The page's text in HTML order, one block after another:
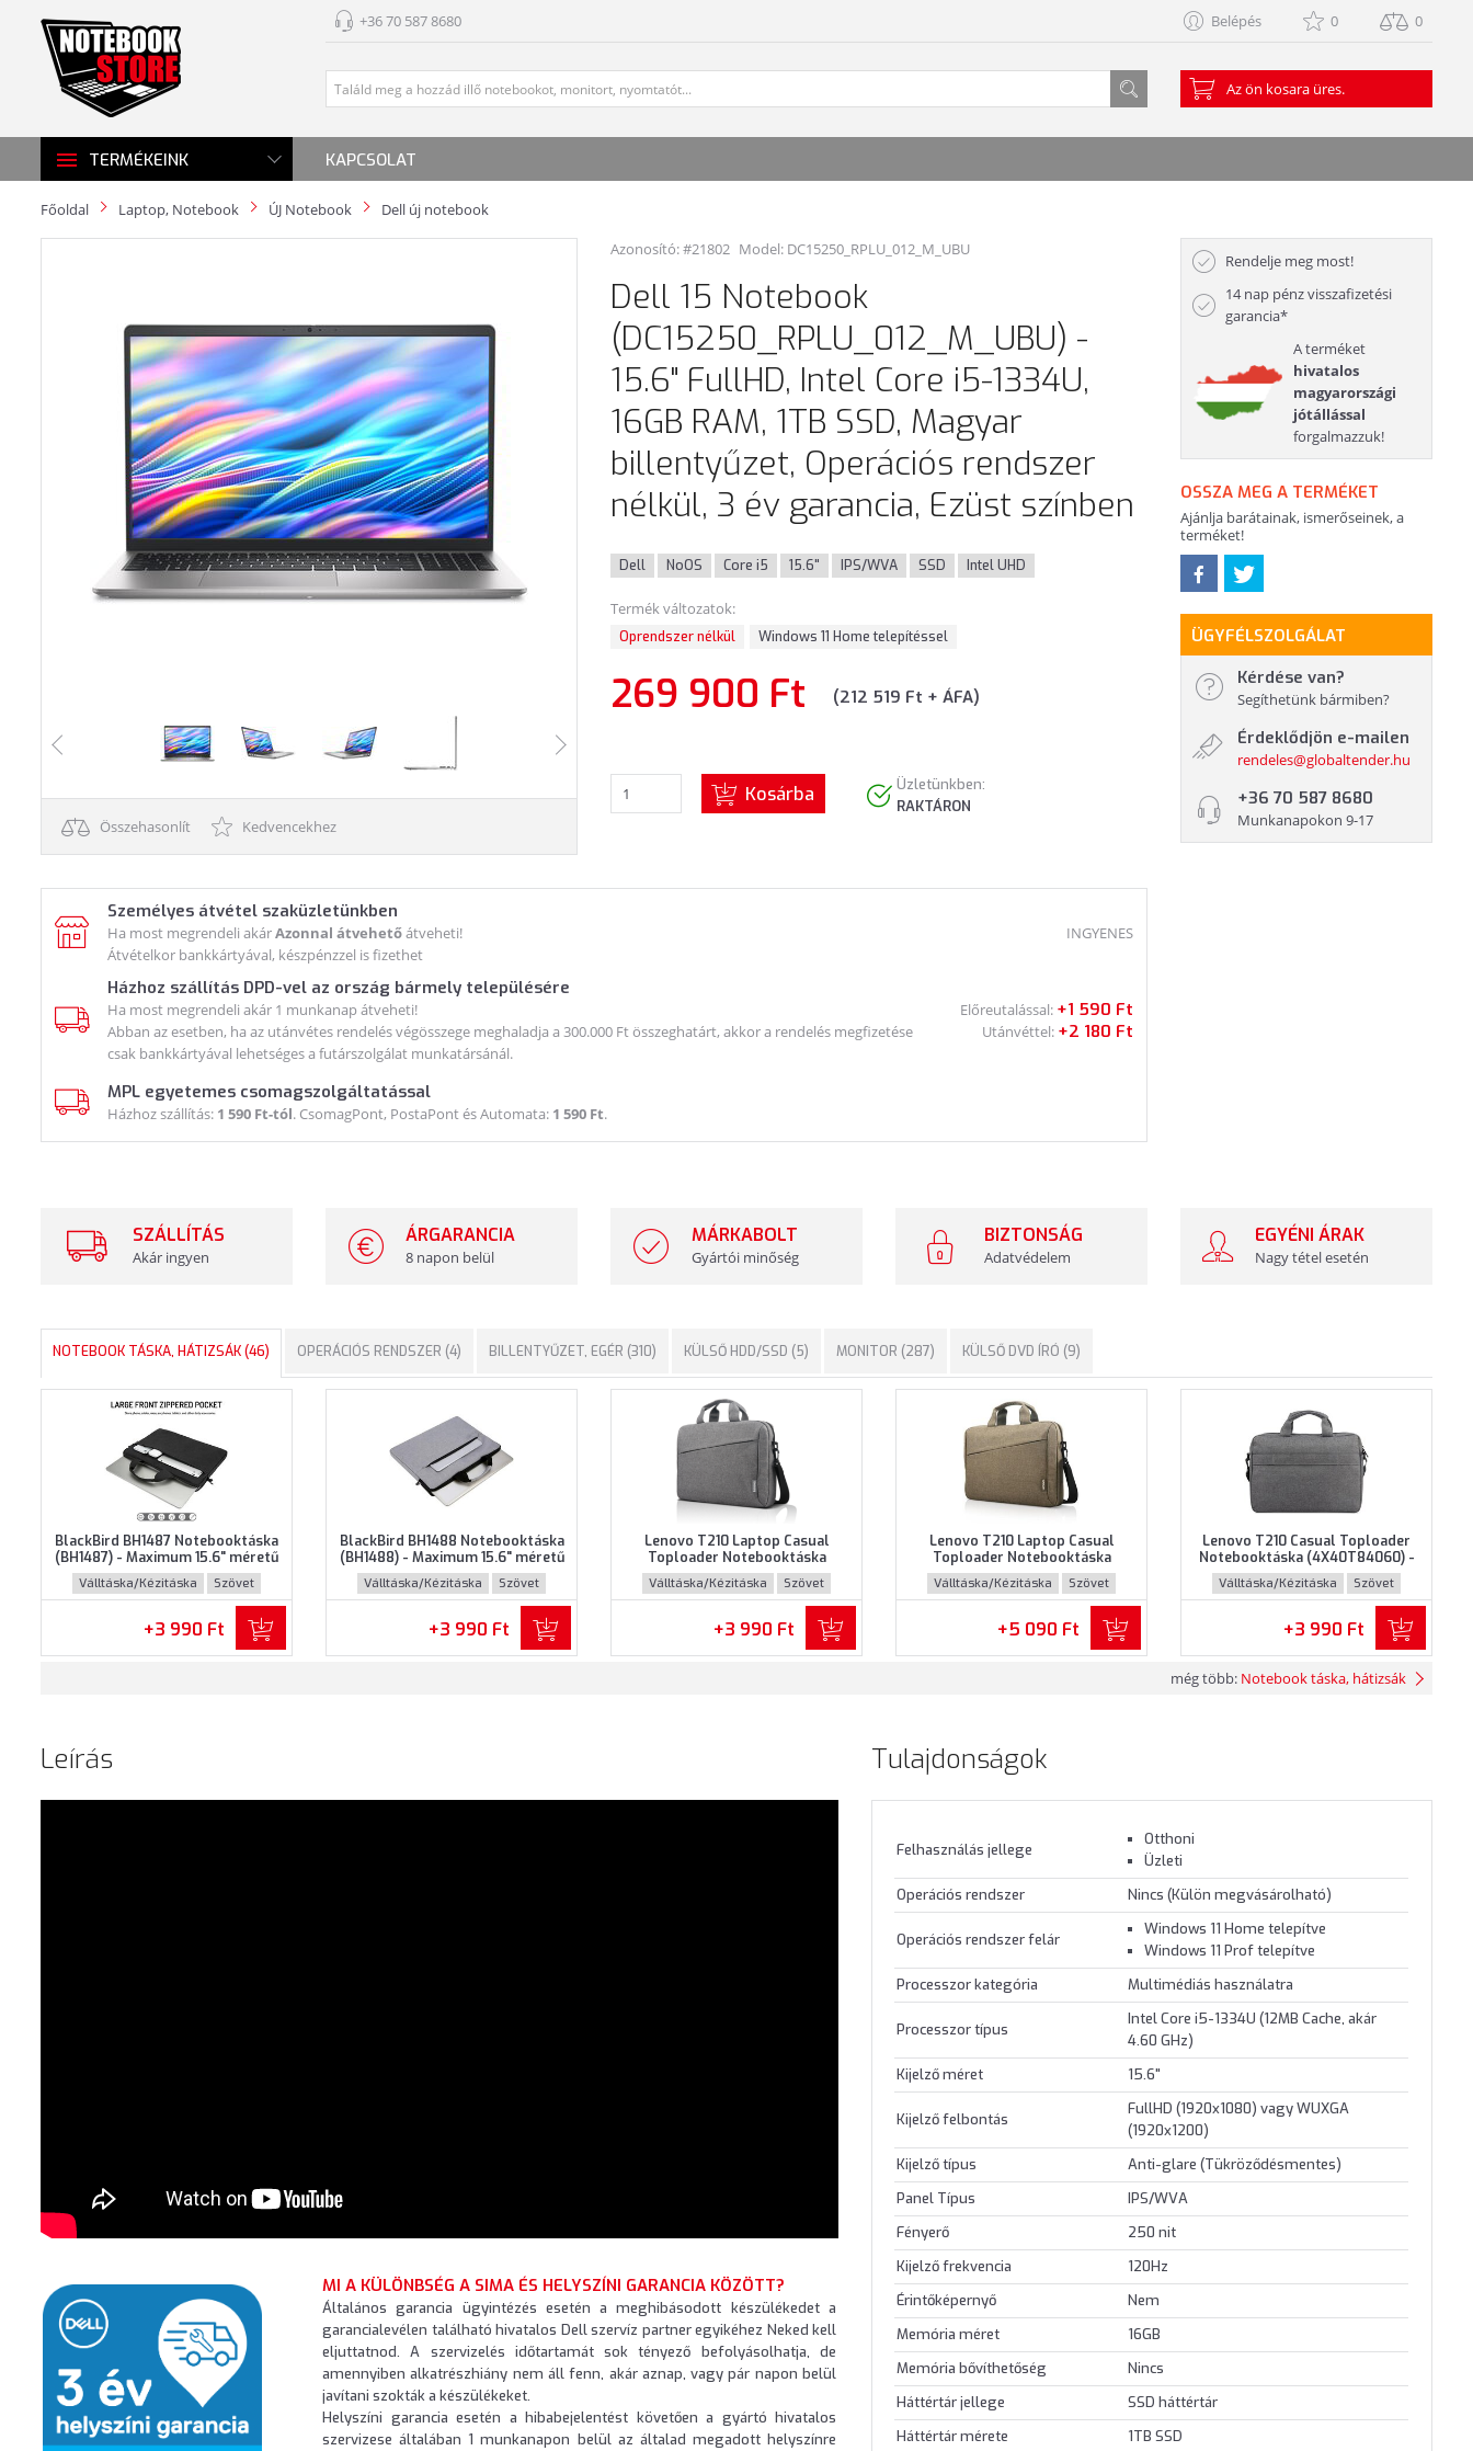
+36 70 587 8680 Belépés 0 0
Az ön kosara üres.
TERMÉKEINK KAPCSOLAT
Főoldal Laptop, Notebook ÚJ Notebook Dell új notebook
Összehasonlít Kedvencekhez
Azonosító: #21802 Model: DC15250_RPLU_012_M_UBU
Dell 15 Notebook
(DC15250_RPLU_012_M_UBU) -
15.6" FullHD, Intel Core i5-1334U,
16GB RAM, 1TB SSD, Magyar
billentyűzet, Operációs rendszer
nélkül, 3 év garancia, Ezüst színben
Dell NoOS Core i5 15.6" IPS/WVA SSD Intel UHD
Termék változatok:
Oprendszer nélkül Windows 11 Home telepítéssel
269 900 Ft (212 519 Ft + ÁFA)
Kosárba
Üzletünkben:
RAKTÁRON
Személyes átvétel szaküzletünkben
Ha most megrendeli akárAzonnal átvehetőátveheti!
Átvételkor bankkártyával, készpénzzel is fizethet
INGYENES
Házhoz szállítás DPD-vel az ország bármely településére
Ha most megrendeli akár 1 munkanap átveheti!
Abban az esetben, ha az utánvétes rendelés végösszege meghaladja a 300.000 Ft összeghatárt, akkor a rendelés megfizetése
csak bankkártyával lehetséges a futárszolgálat munkatársánál.
Előreutalással: +1 590 Ft
Utánvéttel: +2 180 Ft
MPL egyetemes csomagszolgáltatással
Házhoz szállítás: 1 590 Ft-tól. CsomagPont, PostaPont és Automata: 1 590 Ft.
Rendelje meg most!
14 nap pénz visszafizetési
garancia*
A terméket
hivatalos
magyarországi
jótállással
forgalmazzuk!
OSSZA MEG A TERMÉKET
Ajánlja barátainak, ismerőseinek, a
terméket!
ÜGYFÉLSZOLGÁLAT
Kérdése van?
Segíthetünk bármiben?
Érdeklődjön e-mailen
rendeles@globaltender.hu
+36 70 587 8680
Munkanapokon 9-17
SZÁLLÍTÁS
Akár ingyen
ÁRGARANCIA
8 napon belül
MÁRKABOLT
Gyártói minőség
BIZTONSÁG
Adatvédelem
EGYÉNI ÁRAK
Nagy tétel esetén
NOTEBOOK TÁSKA, HÁTIZSÁK (46) OPERÁCIÓS RENDSZER (4) BILLENTYŰZET, EGÉR (310) KÜLSŐ HDD/SSD (5) MONITOR (287) KÜLSŐ DVD ÍRÓ (9)
BlackBird BH1487 Notebooktáska
(BH1487) - Maximum 15.6" méretű
notebookokhoz - Fekete színben
Válltáska/Kézitáska Szövet
+3 990 Ft
BlackBird BH1488 Notebooktáska
(BH1488) - Maximum 15.6" méretű
notebookokhoz - Szürke színben
Válltáska/Kézitáska Szövet
+3 990 Ft
Lenovo T210 Laptop Casual
Toploader Notebooktáska
(GX40Q17231) - Maximum 15.6"
méretű notebookokhoz - Szürke
színben
Válltáska/Kézitáska Szövet
+3 990 Ft
Lenovo T210 Laptop Casual
Toploader Notebooktáska
(GX40Q17232) - Maximum 15.6"
méretű notebookokhoz - Barna
színben
Válltáska/Kézitáska Szövet
+5 090 Ft
Lenovo T210 Casual Toploader
Notebooktáska (4X40T84060) -
Maximum 15.6" méretű
notebookokhoz - Szürke színben
Válltáska/Kézitáska Szövet
+3 990 Ft
még több: Notebook táska, hátizsák
Leírás
MI A KÜLÖNBSÉG A SIMA ÉS HELYSZÍNI GARANCIA KÖZÖTT?
Általános garancia ügyintézés esetén a meghibásodott készülékedet a
garancialevélen található hivatalos Dell szervíz partner egyikéhez Neked kell
eljuttatnod. A szervizelés időtartamát sok tényező befolyásolhatja, de
amennyiben alkatrészhiány nem áll fenn, akár aznap, vagy pár napon belül
javítani szokták a készülékeket.
Helyszíni garancia esetén a hibabejelentést követően a gyártó hivatalos
szervizese általában 1 munkanapon belül az általad megadott helyszínre
Tulajdonságok
Felhasználás jellege
Otthoni
Üzleti
Operációs rendszer
Nincs (Külön megvásárolható)
Operációs rendszer felár
Windows 11 Home telepítve
Windows 11 Prof telepítve
Processzor kategória
Multimédiás használatra
Processzor típus
Intel Core i5-1334U (12MB Cache, akár
4.60 GHz)
Kijelző méret
15.6"
Kijelző felbontás
FullHD (1920x1080) vagy WUXGA
(1920x1200)
Kijelző típus
Anti-glare (Tükröződésmentes)
Panel Típus
IPS/WVA
Fényerő
250 nit
Kijelző frekvencia
120Hz
Érintőképernyő
Nem
Memória méret
16GB
Memória bővíthetőség
Nincs
Háttértár jellege
SSD háttértár
Háttértár mérete
1TB SSD